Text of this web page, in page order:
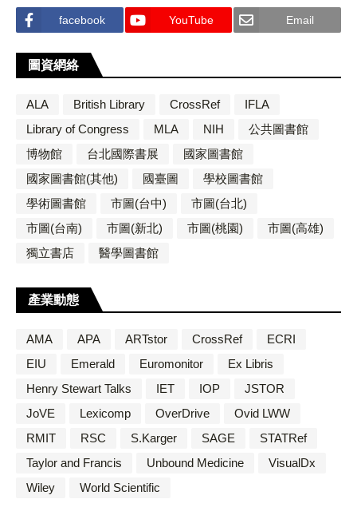
facebook YouTube Email
圖資網絡
ALA British Library CrossRef
IFLA
Library of Congress
MLA NIH
公共圖書館
博物館
台北國際書展
國家圖書館
國家圖書館(其他)
國臺圖
學校圖書館
學術圖書館
市圖(台中)
市圖(台北)
市圖(台南)
市圖(新北) 市圖(桃園)
市圖(高雄)
獨立書店
醫學圖書館
產業動態
AMA APA ARTstor CrossRef
ECRI
EIU
Emerald Euromonitor
Ex Libris
Henry Stewart Talks
IET IOP
JSTOR
JoVE
Lexicomp OverDrive
Ovid LWW
RMIT
RSC S.Karger SAGE
STATRef
Taylor and Francis
Unbound Medicine
VisualDx
Wiley
World Scientific